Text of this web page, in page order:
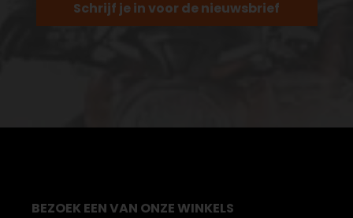
Schrijf je in voor de nieuwsbrief
BEZOEK EEN VAN ONZE WINKELS